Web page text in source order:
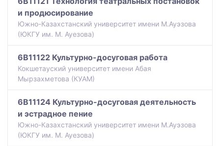
и продюсирование
Южно-Казахстанский университет имени М.Ауэзова
(ЮКГУ им. М. Ауезова)
6B11122 Культурно-досуговая работа
Кокшетауский университет имени Абая
Мырзахметова (КУАМ)
6B11124 Культурно-досуговая деятельность
и эстрадное пение
Южно-Казахстанский университет имени М.Ауэзова
(ЮКГУ им. М. Ауезова)